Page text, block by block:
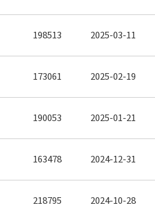
198513 2025-03-11
173061 2025-02-19
190053 2025-01-21
163478 2024-12-31
218795 2024-10-28